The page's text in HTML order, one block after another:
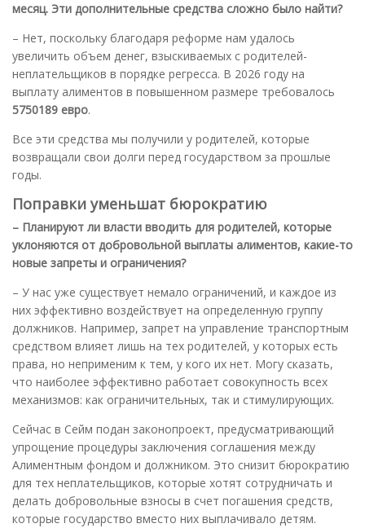
месяц. Эти дополнительные средства сложно было найти?
– Нет, поскольку благодаря реформе нам удалось
увеличить объем денег, взыскиваемых с родителей-
неплательщиков в порядке регресса. В 2026 году на
выплату алиментов в повышенном размере требовалось
5750189 евро.
Все эти средства мы получили у родителей, которые
возвращали свои долги перед государством за прошлые
годы.
Поправки уменьшат бюрократию
– Планируют ли власти вводить для родителей, которые
уклоняются от добровольной выплаты алиментов, какие-то
новые запреты и ограничения?
– У нас уже существует немало ограничений, и каждое из
них эффективно воздействует на определенную группу
должников. Например, запрет на управление транспортным
средством влияет лишь на тех родителей, у которых есть
права, но неприменим к тем, у кого их нет. Могу сказать,
что наиболее эффективно работает совокупность всех
механизмов: как ограничительных, так и стимулирующих.
Сейчас в Сейм подан законопроект, предусматривающий
упрощение процедуры заключения соглашения между
Алиментным фондом и должником. Это снизит бюрократию
для тех неплательщиков, которые хотят сотрудничать и
делать добровольные взносы в счет погашения средств,
которые государство вместо них выплачивало детям.